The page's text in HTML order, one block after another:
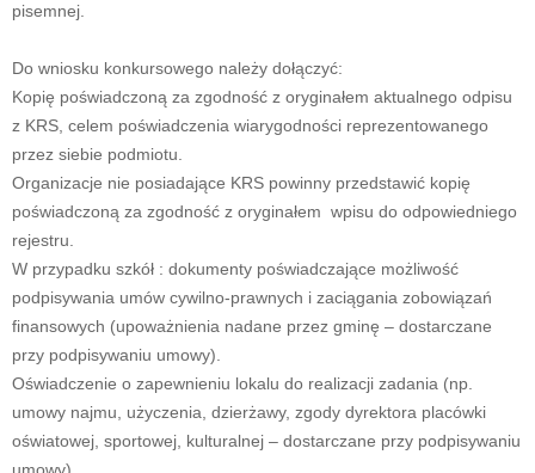
pisemnej.
Do wniosku konkursowego należy dołączyć:
Kopię poświadczoną za zgodność z oryginałem aktualnego odpisu
z KRS, celem poświadczenia wiarygodności reprezentowanego
przez siebie podmiotu.
Organizacje nie posiadające KRS powinny przedstawić kopię
poświadczoną za zgodność z oryginałem wpisu do odpowiedniego
rejestru.
W przypadku szkół : dokumenty poświadczające możliwość
podpisywania umów cywilno-prawnych i zaciągania zobowiązań
finansowych (upoważnienia nadane przez gminę – dostarczane
przy podpisywaniu umowy).
Oświadczenie o zapewnieniu lokalu do realizacji zadania (np.
umowy najmu, użyczenia, dzierżawy, zgody dyrektora placówki
oświatowej, sportowej, kulturalnej – dostarczane przy podpisywaniu